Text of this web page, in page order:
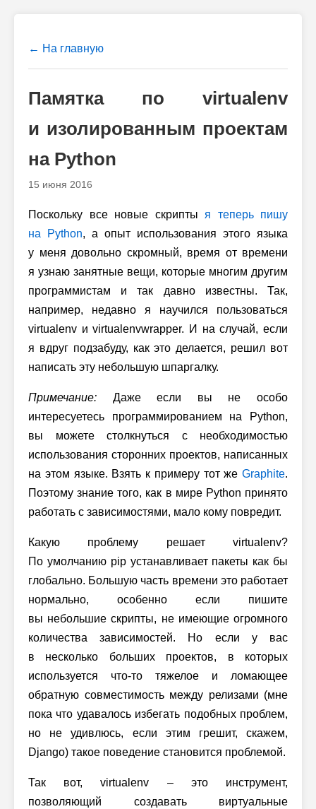
← На главную
Памятка по virtualenv
и изолированным проектам
на Python
15 июня 2016
Поскольку все новые скрипты я теперь пишу
на Python, а опыт использования этого языка
у меня довольно скромный, время от времени
я узнаю занятные вещи, которые многим другим
программистам и так давно известны. Так,
например, недавно я научился пользоваться
virtualenv и virtualenvwrapper. И на случай, если
я вдруг подзабуду, как это делается, решил вот
написать эту небольшую шпаргалку.
Примечание: Даже если вы не особо
интересуетесь программированием на Python,
вы можете столкнуться с необходимостью
использования сторонних проектов, написанных
на этом языке. Взять к примеру тот же Graphite.
Поэтому знание того, как в мире Python принято
работать с зависимостями, мало кому повредит.
Какую проблему решает virtualenv?
По умолчанию pip устанавливает пакеты как бы
глобально. Большую часть времени это работает
нормально, особенно если пишите
вы небольшие скрипты, не имеющие огромного
количества зависимостей. Но если у вас
в несколько больших проектов, в которых
используется что-то тяжелое и ломающее
обратную совместимость между релизами (мне
пока что удавалось избегать подобных проблем,
но не удивлюсь, если этим грешит, скажем,
Django) такое поведение становится проблемой.
Так вот, virtualenv – это инструмент,
позволяющий создавать виртуальные